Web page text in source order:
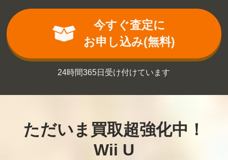
今すぐ査定に
お申し込み(無料)
24時間365日受け付けています
ただいま買取超強化中！
Wii U